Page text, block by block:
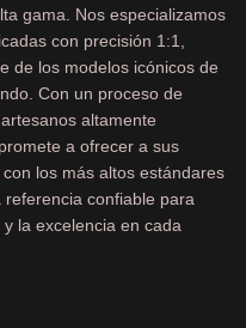
gama. Nos especializamos
con precisión 1:1,
de los modelos icónicos de
Con un proceso de
altamente
a ofrecer a sus
los más altos estándares
confiable para
la excelencia en cada